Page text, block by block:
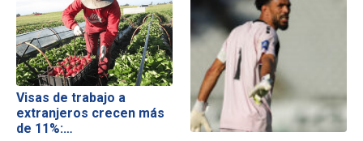
Visas de trabajo a
extranjeros crecen más
de 11%:…